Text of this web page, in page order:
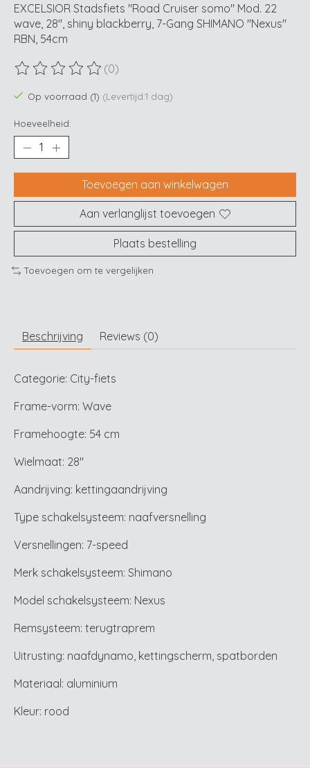
EXCELSIOR Stadsfiets "Road Cruiser somo" Mod. 22
wave, 28", shiny blackberry, 7-Gang SHIMANO "Nexus"
RBN, 54cm
De beoordeling van dit product is
(0)
Op voorraad (1) (Levertijd:1 dag)
Hoeveelheid:
Toevoegen aan winkelwagen
Aan verlanglijst toevoegen
Plaats bestelling
Toevoegen om te vergelijken
Beschrijving Reviews (0)
Categorie: City-fiets
Frame-vorm: Wave
Framehoogte: 54 cm
Wielmaat: 28"
Aandrijving: kettingaandrijving
Type schakelsysteem: naafversnelling
Versnellingen: 7-speed
Merk schakelsysteem: Shimano
Model schakelsysteem: Nexus
Remsysteem: terugtraprem
Uitrusting: naafdynamo, kettingscherm, spatborden
Materiaal: aluminium
Kleur: rood